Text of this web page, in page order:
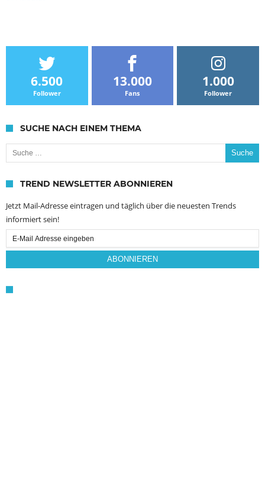
6.500
Follower
13.000
Fans
1.000
Follower
SUCHE NACH EINEM THEMA
Suche nach:
TREND NEWSLETTER ABONNIEREN
Jetzt Mail-Adresse eintragen und täglich über die neuesten Trends
informiert sein!
Email
Subscription
ABONNIEREN